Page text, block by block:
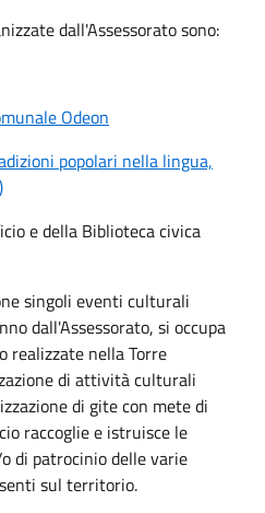
dall'Assessorato sono:
Odeon
popolari nella lingua,
e della Biblioteca civica
singoli eventi culturali
dall'Assessorato, si occupa
realizzate nella Torre
di attività culturali
di gite con mete di
raccoglie e istruisce le
di patrocinio delle varie
sul territorio.